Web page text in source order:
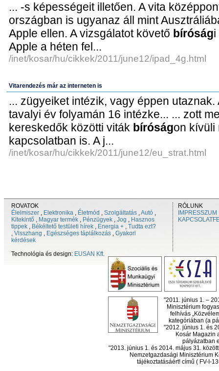
... -s képességeit illetően. A vita
országban is ugyanaz áll mint
Apple ellen. A vizsgálatot követő bírósági
Apple a héten fel...
/inet/kosar/hu/cikkek/2011/june12/ipad_4g.html
Vitarendezés már az interneten is
... zügyeiket intézik, vagy éppen
tavalyi év folyamán 16 intézke... ... zott
kereskedők közötti viták bíróságon kívüli
kapcsolatban is. A j...
/inet/kosar/hu/cikkek/2011/june12/eu_strat.html
ROVATOK
Élelmiszer , Elektronika , Életmód , Szolgáltatás ,Autó ,
Kitekintő , Magyar termék , Pénzügyek , Jog , Hasznos
tippek , Békéltető testületi hírek , Energia + , Tudta ezt?
, Visszhang , Egészséges táplálkozás , Gyakori
kérdések
Technológia és design: EUSAN Kft.
RÓLUNK
IMPRESSZUM
"2011. június 1. –
Minisztérium
felhívás
kategóriában (a
"2012. június 1. és
Kosár Magazin
pályázatban
"2013. június 1. és 2014. május 31.
Nemzetgazdasági Minisztérium
tájékoztatásáért! című ( FV-I-